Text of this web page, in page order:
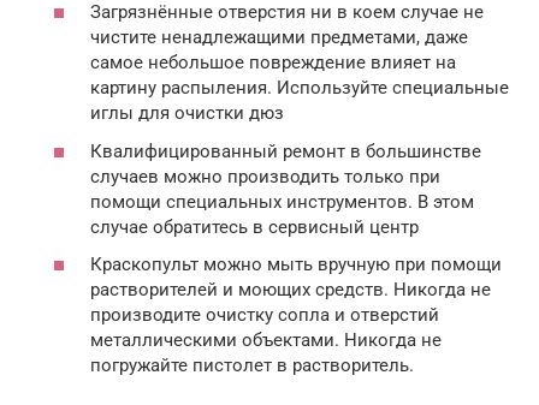
Загрязнённые отверстия ни в коем случае не
чистите ненадлежащими предметами, даже
самое небольшое повреждение влияет на
картину распыления. Используйте специальные
иглы для очистки дюз
Квалифицированный ремонт в большинстве
случаев можно производить только при
помощи специальных инструментов. В этом
случае обратитесь в сервисный центр
Краскопульт можно мыть вручную при помощи
растворителей и моющих средств. Никогда не
производите очистку сопла и отверстий
металлическими объектами. Никогда не
погружайте пистолет в растворитель.